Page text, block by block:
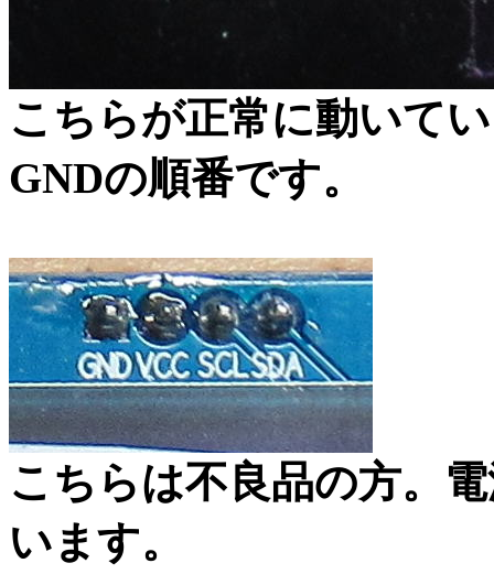
こちらが正常に動いて
GNDの順番です。
こちらは不良品の方。
います。